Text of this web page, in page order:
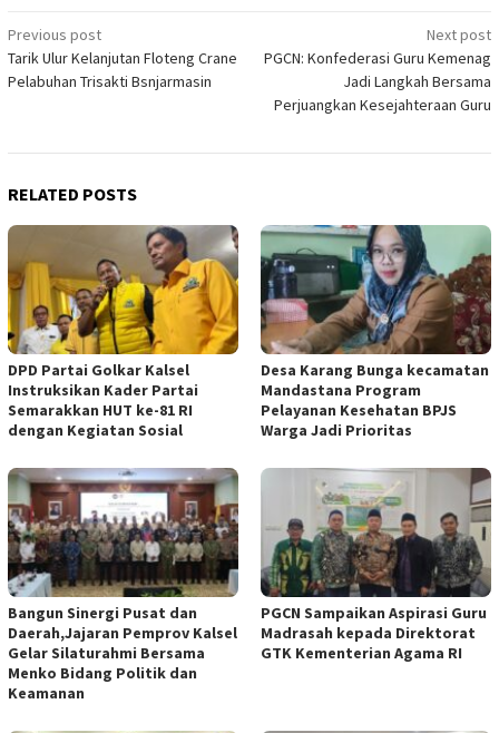
Post
navigation
Previous post
Tarik Ulur Kelanjutan Floteng Crane
Pelabuhan Trisakti Bsnjarmasin
Next post
PGCN: Konfederasi Guru Kemenag
Jadi Langkah Bersama
Perjuangkan Kesejahteraan Guru
RELATED POSTS
DPD Partai Golkar Kalsel
Instruksikan Kader Partai
Semarakkan HUT ke-81 RI
dengan Kegiatan Sosial
Desa Karang Bunga kecamatan
Mandastana Program
Pelayanan Kesehatan BPJS
Warga Jadi Prioritas
Bangun Sinergi Pusat dan
Daerah,Jajaran Pemprov Kalsel
Gelar Silaturahmi Bersama
Menko Bidang Politik dan
Keamanan
PGCN Sampaikan Aspirasi Guru
Madrasah kepada Direktorat
GTK Kementerian Agama RI